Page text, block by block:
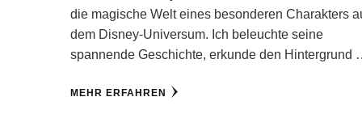
die magische Welt eines besonderen Charakters
dem Disney-Universum. Ich beleuchte seine
spannende Geschichte, erkunde den Hintergrund
MEHR ERFAHREN